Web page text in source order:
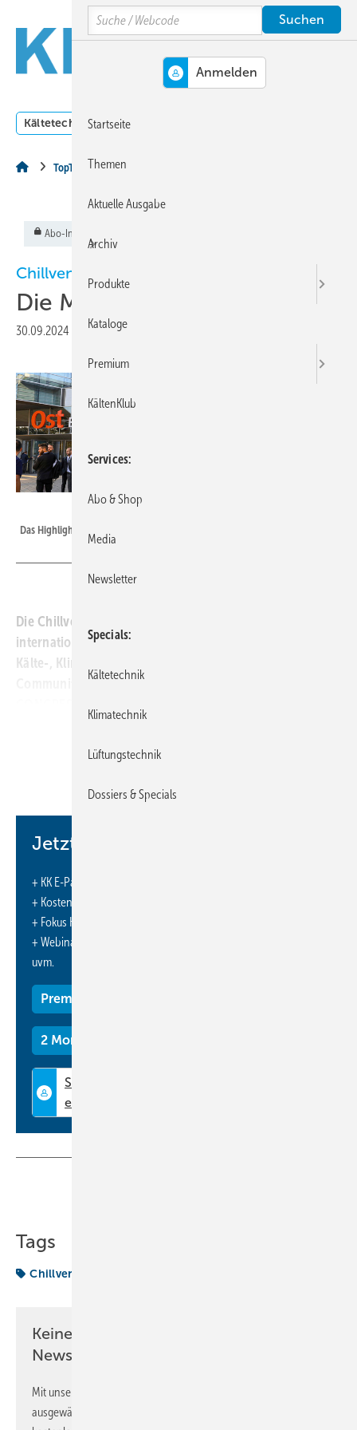
Hauptinhalt
Hauptmenü
SiteSearch
Kältetechnik Klimatechnik
TopThema
Abo-Inhalt
Chillventa 2024
Die Messe der Messen
30.09.2024 Veröffentlicht in
Das Highlight des Jahres: Die Chillventa 2024 in Nürnberg.
Die Chillventa 2024 ist vom 8. bis 10. Oktober erneut der
internationale Dreh- und Angelpunkt der weltweiten
Kälte-, Klima-, Lüftungs- und Wärmepumpen-
Community. Bereits am Vortag findet der Chillventa
Entwicklungen tiefgehend informieren.
Industrie mit Komponenten, Systemen und Anwendungen für die
Bereiche Kälte, Klima, Lüftung und Wärmepumpen. Im Fokus von
Messe und CONGRESS liegen dieses Jahr die Themen Wärmepumpen
und Kältemittel im Umfeld von Nachhaltigkeit und Circular Economy.
Weitere Themen sind u.a. Digitalisierung, Gesamtenergieeffizienz, IT-
Security von Kälteanlagen, ECO-Design, Effizienz durch Regelung,
Innovation bei der Wärmeübertragung, Klimatisierung und
Abwärmenutzung von Rechenzentren, Wärmerückgewinnung u.v.m.
Know-how aus erster Hand
In den vier Fachforen zu den Themen, Kältetechnik in Halle 7A, Klima &
Lüftung & Wärmpumpen in Halle 4A, Anwendung & Ausbildung &
Regelwerke in Halle 8 und DIGITALISIERUNG PRAKTISCH GESTALTEN
in Halle 9 präsentieren namhafte Referenten und Unternehmen
wegweisende Themen in über 200 Vorträgen. Bei den Wärmepumpen
finden Fachbesucher Vorträge zu Luft-Luft- Wärmepumpen mit kleinen
Leistungen bis hin zu Industriewärmepumpen im MW-Bereich und die
Die Thematik der Kältemittel wird in den Hallen 4A, 7A und 8
Jetzt weiterlesen und profitieren.
+ KK E-Paper-Ausgabe – jeden Monat neu
+ Kostenfreien Zugang zu unserem Online-Archiv
+ Fokus KK: Sonderhefte (PDF)
+ Webinare und Veranstaltungen mit Rabatten
uvm.
Premium Mitgliedschaft
2 Monate kostenlos testen
Tags
Chillventa
Keine Zeit? Kein Problem mit dem KK
Newsletter!
Mit unserem Newsletter erhalten Sie regelmäßig von uns
ausgewählte Informationen und Neuigkeiten, gebündelt und
Search
Startseite
Themen
Aktuelle Ausgabe
Archiv
Produkte
Kataloge
Premium
KältenKlub
Services
Abo & Shop
Media
Newsletter
Specials
Kältetechnik
Klimatechnik
Lüftungstechnik
Dossiers & Specials